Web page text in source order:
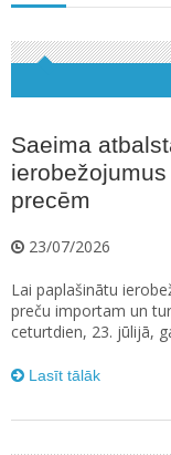
Saeima
precēm
23/07/2026
Lai paplašinātu
preču importam un
ceturtdien, 23. jūlijā,
Lasīt tālāk